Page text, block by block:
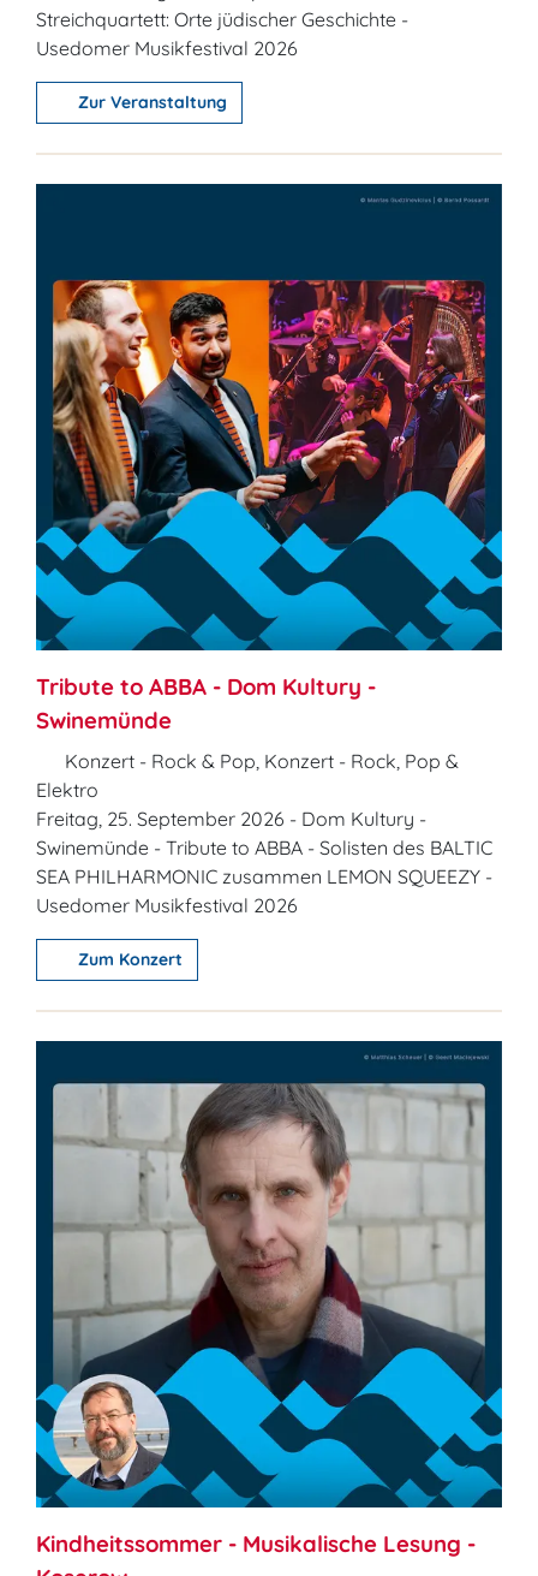
Streichquartett: Orte jüdischer Geschichte -
Usedomer Musikfestival 2026
Zur Veranstaltung
Tribute to ABBA - Dom Kultury -
Swinemünde
Konzert - Rock & Pop, Konzert - Rock, Pop &
Elektro
Freitag, 25. September 2026 - Dom Kultury -
Swinemünde - Tribute to ABBA - Solisten des BALTIC
SEA PHILHARMONIC zusammen LEMON SQUEEZY -
Usedomer Musikfestival 2026
Zum Konzert
Kindheitssommer - Musikalische Lesung -